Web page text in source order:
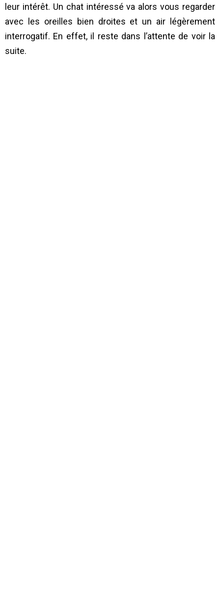
leur intérêt. Un chat intéressé va alors vous regarder
avec les oreilles bien droites et un air légèrement
interrogatif. En effet, il reste dans l’attente de voir la
suite.